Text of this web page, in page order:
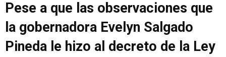
Pese a que las observaciones que
la gobernadora Evelyn Salgado
Pineda le hizo al decreto de la Ley